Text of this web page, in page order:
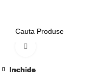
Inchide
Inchide
Inchide
Inchide
Inchide
Inchide
Inchide
Inchide
Inchide
Inchide
Inchide
Inchide